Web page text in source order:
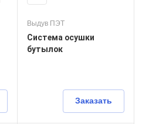
Выдув ПЭТ
Система осушки
бутылок
Заказать